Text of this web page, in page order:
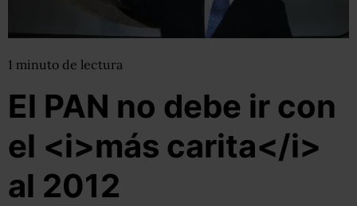
1 minuto de lectura
El PAN no debe ir con
el <i>más carita</i>
al 2012